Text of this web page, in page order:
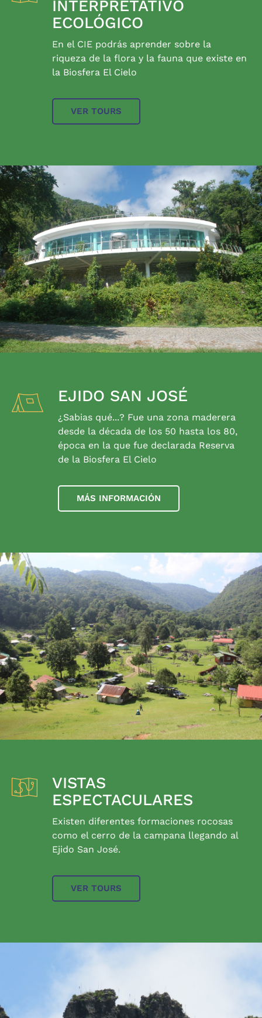
INTERPRETATIVO
ECOLÓGICO
En el CIE podrás aprender sobre la
riqueza de la flora y la fauna que existe en
la Biosfera El Cielo
VER TOURS
EJIDO SAN JOSÉ
¿Sabias qué...? Fue una zona maderera
desde la década de los 50 hasta los 80,
época en la que fue declarada Reserva
de la Biosfera El Cielo
MÁS INFORMACIÓN
VISTAS
ESPECTACULARES
Existen diferentes formaciones rocosas
como el cerro de la campana llegando al
Ejido San José.
VER TOURS